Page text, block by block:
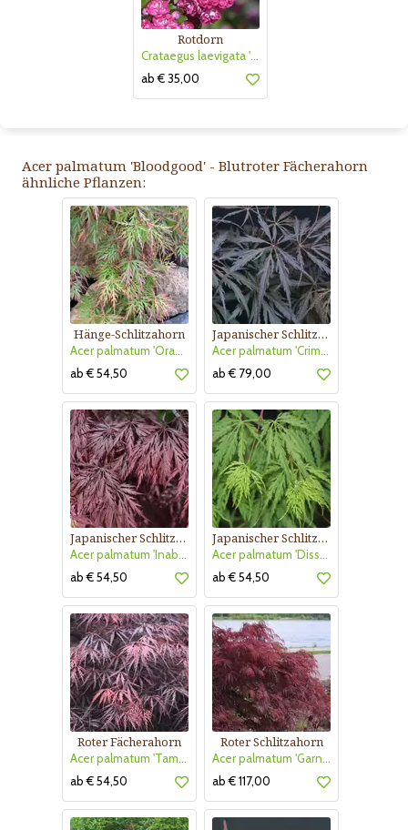
Rotdorn
Crataegus laevigata 'Pauls Scarlet'
ab € 35,00
Acer palmatum 'Bloodgood' - Blutroter Fächerahorn
ähnliche Pflanzen:
Hänge-Schlitzahorn
Acer palmatum 'Orangeola'
ab € 54,50
Japanischer Schlitzahorn
Acer palmatum 'Crimson Princess'
ab € 79,00
Japanischer Schlitzahorn
Acer palmatum 'Inaba-shidare'
ab € 54,50
Japanischer Schlitzahorn
Acer palmatum 'Dissectum'
ab € 54,50
Roter Fächerahorn
Acer palmatum 'Tamukeyama'
ab € 54,50
Roter Schlitzahorn
Acer palmatum 'Garnet'
ab € 117,00